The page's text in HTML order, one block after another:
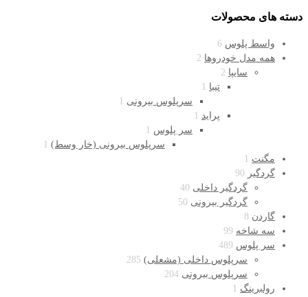
دسته های محصولات
واسط پلوس 6
همه مدل خودروها 2
سایپا 2
تیبا 1
سرپلوس بیرونی 1
پراید 1
سر پلوس 1
سرپلوس بیرونی (خار وسط) 1
مگنت 1
گردگیر 90
گردگیر داخلی 40
گردگیر بیرونی 50
گاردن 8
سه شاخه 99
سر پلوس 489
سرپلوس داخلی (مشعلی) 285
سرپلوس بیرونی 204
رولبرینگ 1